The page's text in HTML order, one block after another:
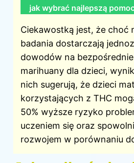
jak wybrać najlepszą
Ciekawostką jest, że choć
badania dostarczają
dowodów na
marihuany dla dzieci,
nich sugerują, że dzieci
korzystających z THC
50% wyższe ryzyko
uczeniem się oraz
rozwojem w porównaniu